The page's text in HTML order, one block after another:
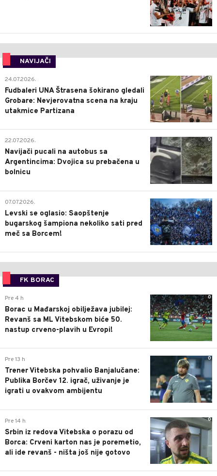
NAVIJAČI
0
24.07.2026.
Fudbaleri UNA Štrasena šokirano gledali
Grobare: Nevjerovatna scena na kraju
utakmice Partizana
0
22.07.2026.
Navijači pucali na autobus sa
Argentincima: Dvojica su prebačena u
bolnicu
1
07.07.2026.
Levski se oglasio: Saopštenje
bugarskog šampiona nekoliko sati pred
meč sa Borcem!
FK BORAC
0
Pre 4 h
Borac u Mađarskoj obilježava jubilej:
Revanš sa ML Vitebskom biće 50.
nastup crveno-plavih u Evropi!
0
Pre 13 h
Trener Vitebska pohvalio Banjalučane:
Publika Borčev 12. igrač, uživanje je
igrati u ovakvom ambijentu
0
Pre 14 h
Srbin iz redova Vitebska o porazu od
Borca: Crveni karton nas je poremetio,
ali ide revanš - ništa još nije gotovo